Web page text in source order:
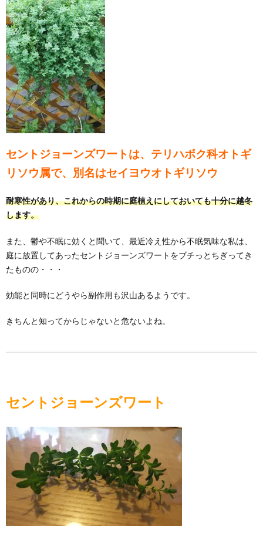
セントジョーンズワートは、テリハボク科オトギ
リソウ属で、別名はセイヨウオトギリソウ
耐寒性があり、これからの時期に庭植えにしておいても十分に越冬
します。
また、鬱や不眠に効くと聞いて、最近冷え性から不眠気味な私は、
庭に放置してあったセントジョーンズワートをブチっとちぎってき
たものの・・・
効能と同時にどうやら副作用も沢山あるようです。
きちんと知ってからじゃないと危ないよね。
セントジョーンズワート